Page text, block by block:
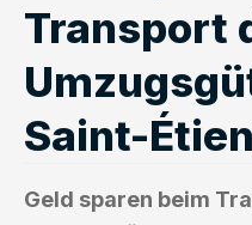
Transport
Saint-
Geld sparen beim